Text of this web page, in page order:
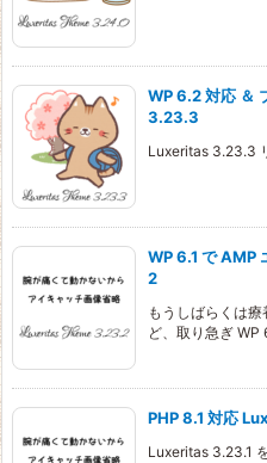
WP 6.2 対応 ＆
3.23.3
Luxeritas 3.23.3
WP 6.1 で AMP
2
もうしばらくは
ど、取り急ぎ WP
PHP 8.1 対応
Luxeritas 3.23.1